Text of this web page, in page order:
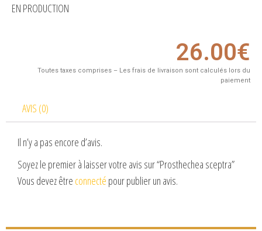
EN PRODUCTION
26.00€
Toutes taxes comprises – Les frais de livraison sont calculés lors du
paiement
AVIS (0)
Il n’y a pas encore d’avis.
Soyez le premier à laisser votre avis sur “Prosthechea sceptra”
Vous devez être connecté pour publier un avis.